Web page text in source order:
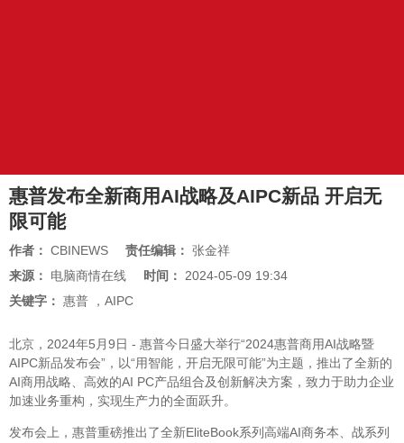
惠普发布全新商用AI战略及AIPC新品 开启无
限可能
作者： CBINEWS 责任编辑： 张金祥
来源： 电脑商情在线 时间： 2024-05-09 19:34
关键字： 惠普 ， AIPC
北京，2024年5月9日 - 惠普今日盛大举行“2024惠普商用AI战略暨
AIPC新品发布会”，以“用智能，开启无限可能”为主题，推出了全新的
AI商用战略、高效的AI PC产品组合及创新解决方案，致力于助力企业
加速业务重构，实现生产力的全面跃升。
发布会上，惠普重磅推出了全新EliteBook系列高端AI商务本、战系列